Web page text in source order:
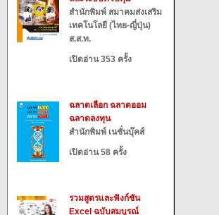
สำนักพิมพ์ สมาคมส่งเสริม
เทคโนโลยี (ไทย-ญี่ปุ่น)
ส.ส.ท.
เปิดอ่าน 353 ครั้ง
ฉลาดเลือก ฉลาดออม
ฉลาดลงทุน
สำนักพิมพ์ เนชั่นบุ๊คส์
เปิดอ่าน 58 ครั้ง
รวมสูตรและฟังก์ชัน
Excel ฉบับสมบูรณ์